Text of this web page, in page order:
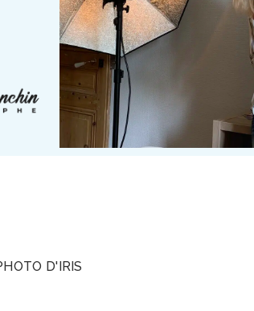
D'IRIS